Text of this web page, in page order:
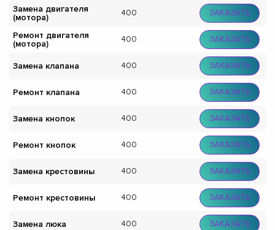
Замена двигателя
(мотора)
400 ЗАКАЗАТЬ
Ремонт двигателя
(мотора)
400 ЗАКАЗАТЬ
Замена клапана 400 ЗАКАЗАТЬ
Ремонт клапана 400 ЗАКАЗАТЬ
Замена кнопок 400 ЗАКАЗАТЬ
Ремонт кнопок 400 ЗАКАЗАТЬ
Замена крестовины 400 ЗАКАЗАТЬ
Ремонт крестовины 400 ЗАКАЗАТЬ
Замена люка 400 ЗАКАЗАТЬ